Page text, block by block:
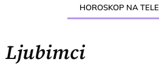
HOROSKOP NA
Ljubimci